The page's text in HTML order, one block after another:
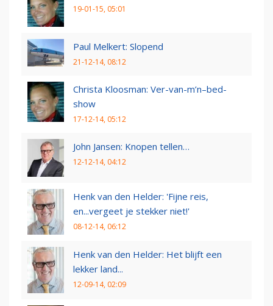
19-01-15, 05:01
Paul Melkert: Slopend
21-12-14, 08:12
Christa Kloosman: Ver-van-m’n–bed-
show
17-12-14, 05:12
John Jansen: Knopen tellen…
12-12-14, 04:12
Henk van den Helder: 'Fijne reis,
en...vergeet je stekker niet!'
08-12-14, 06:12
Henk van den Helder: Het blijft een
lekker land...
12-09-14, 02:09